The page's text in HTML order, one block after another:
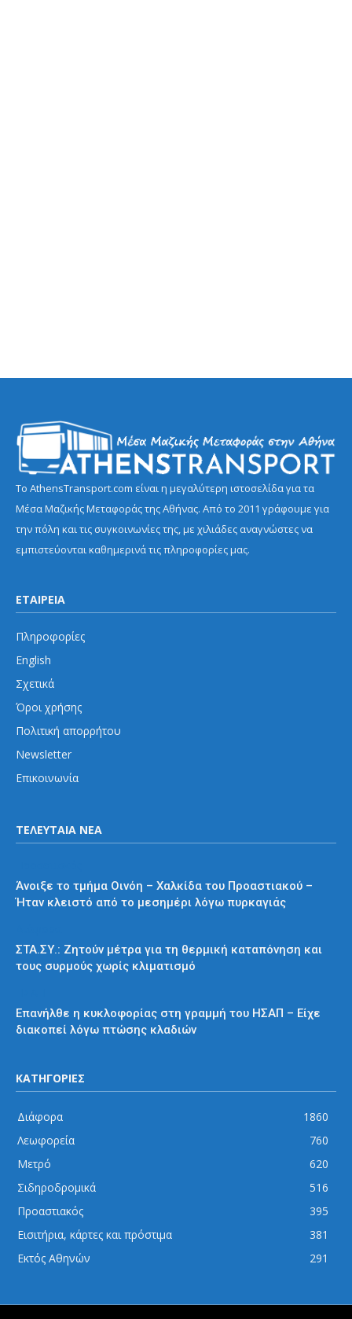
Το AthensTransport.com είναι η μεγαλύτερη ιστοσελίδα για τα
Μέσα Μαζικής Μεταφοράς της Αθήνας. Από το 2011 γράφουμε για
την πόλη και τις συγκοινωνίες της, με χιλιάδες αναγνώστες να
εμπιστεύονται καθημερινά τις πληροφορίες μας.
ΕΤΑΙΡΕΙΑ
Πληροφορίες
English
Σχετικά
Όροι χρήσης
Πολιτική απορρήτου
Newsletter
Επικοινωνία
ΤΕΛΕΥΤΑΙΑ ΝΕΑ
Άνοιξε το τμήμα Οινόη – Χαλκίδα του Προαστιακού –
Ήταν κλειστό από το μεσημέρι λόγω πυρκαγιάς
ΣΤΑ.ΣΥ.: Ζητούν μέτρα για τη θερμική καταπόνηση και
τους συρμούς χωρίς κλιματισμό
Επανήλθε η κυκλοφορίας στη γραμμή του ΗΣΑΠ – Είχε
διακοπεί λόγω πτώσης κλαδιών
ΚΑΤΗΓΟΡΙΕΣ
Διάφορα
1860
Λεωφορεία
760
Μετρό
620
Σιδηροδρομικά
516
Προαστιακός
395
Εισιτήρια, κάρτες και πρόστιμα
381
Εκτός Αθηνών
291